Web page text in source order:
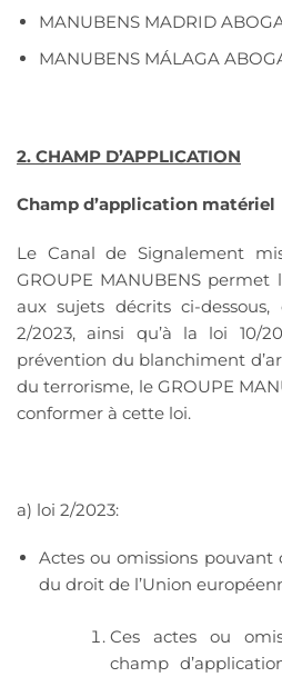
MANUBENS MADRID
MANUBENS MÁLAGA
2. CHAMP D’APPLICATION
Champ d’application matériel
Le Canal de Signalement
GROUPE MANUBENS
aux sujets décrits ci-
2/2023, ainsi qu’à la loi 10/
prévention du blanchiment
du terrorisme, le GROUPE
conformer à cette loi.
a) loi 2/2023:
Actes ou omissions
du droit de l’Union
Ces actes ou
champ